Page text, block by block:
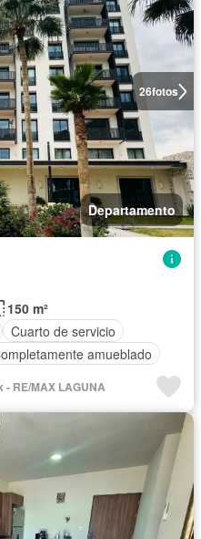
26fotos
Departamento
150 m²
Cuarto de servicio
amueblado
- RE/MAX LAGUNA